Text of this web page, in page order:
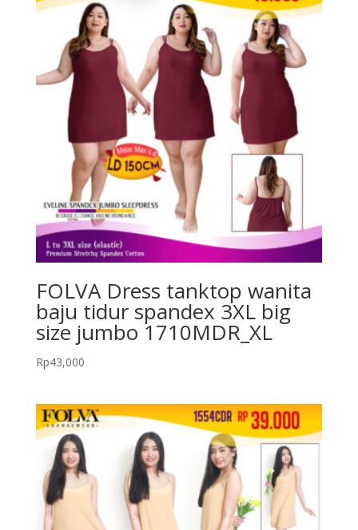
FOLVA Dress tanktop wanita
baju tidur spandex 3XL big
size jumbo 1710MDR_XL
Rp43,000